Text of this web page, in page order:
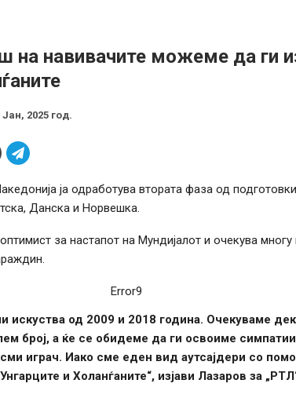
на навивачите можеме да ги
Јан, 2025 год.
ја одработува втората фаза од
Данска и Норвешка.
за настапот на Мундијалот и очекува
Error9
искуства од 2009 и 2018 година. Очекуваме
број, а ќе се обидеме да ги освоиме
играч. Иако сме еден вид аутсајдери со
и Холанѓаните“, изјави Лазаров за